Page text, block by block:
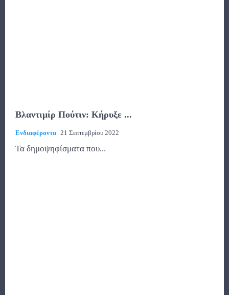
Βλαντιμίρ Πούτιν: Κήρυξε ...
Ενδιαφέροντα 21 Σεπτεμβρίου 2022
Τα δημοψηφίσματα που...